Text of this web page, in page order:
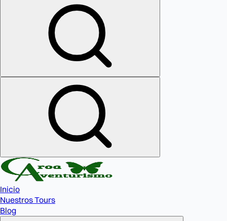
Inicio
Nuestros Tours
Blog